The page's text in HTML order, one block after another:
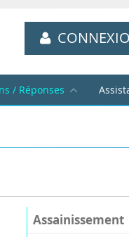
/ Réponses
Assainissement